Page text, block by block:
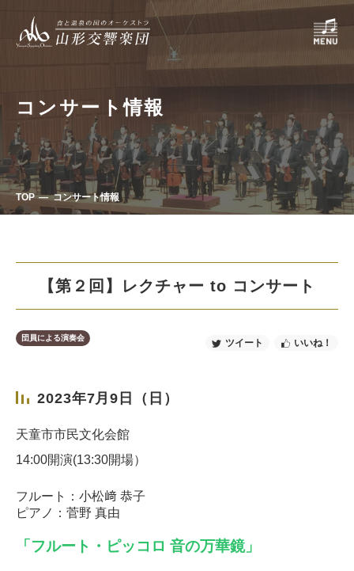
コンサート情報
TOP コンサート情報
【第２回】レクチャー to コンサート
団員による演奏会 ツイート いいね！
2023年7月9日（日）
天童市市民文化会館
14:00開演(13:30開場）
フルート：小松﨑 恭子
ピアノ：菅野 真由
「フルート・ピッコロ 音の万華鏡」